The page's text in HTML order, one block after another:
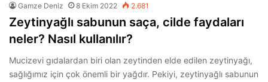
Gamze Deniz 8 Ekim 2022 2.681
Zeytinyağlı sabunun saça, cilde faydaları
neler? Nasıl kullanılır?
Mucizevi gıdalardan biri olan zeytinden elde edilen zeytinyağı,
sağlığımız için çok önemli bir yağdır. Pekiyi, zeytinyağlı sabunun